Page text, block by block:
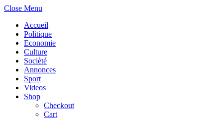
Close Menu
Accueil
Politique
Economie
Culture
Socièté
Annonces
Sport
Videos
Shop
Checkout
Cart